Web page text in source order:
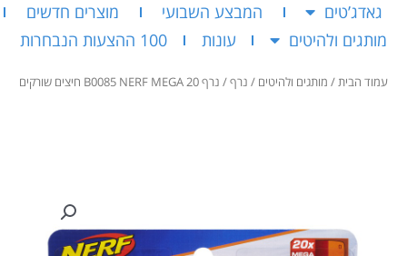
גאדג’טים
המבצע השבועי
מוצרים חדשים
מותגים ולהיטים
עונות 100 ההצעות הנבחרות
עמוד הבית/ מותגים ולהיטים / נרף/ נרף 20 B0085 NERF MEGA חיצים שורקים